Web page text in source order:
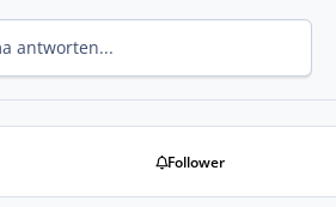
antworten...
Follower